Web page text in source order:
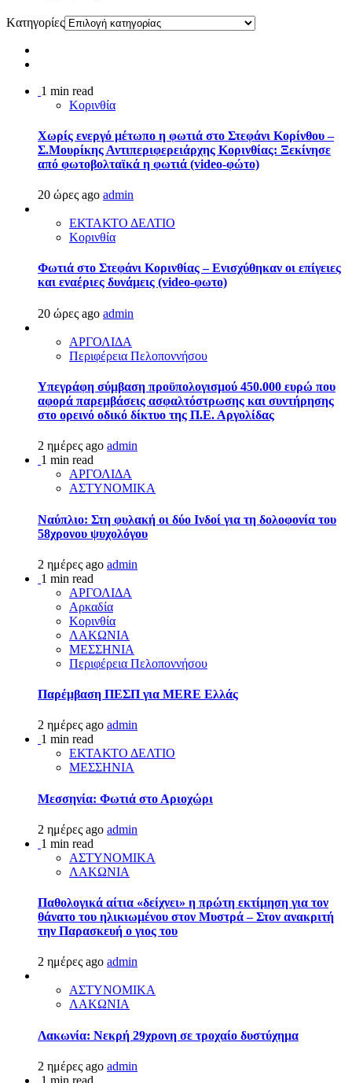
Kατηγορίες
1 min read
Κορινθία
Χωρίς ενεργό μέτωπο η φωτιά στο Στεφάνι Κορίνθου –
Σ.Μουρίκης Αντιπεριφερειάρχης Κορινθίας: Ξεκίνησε
από φωτοβολταϊκά η φωτιά (video-φώτο)
20 ώρες ago admin
ΕΚΤΑΚΤΟ ΔΕΛΤΙΟ
Κορινθία
Φωτιά στο Στεφάνι Κορινθίας – Ενισχύθηκαν οι επίγειες
και εναέριες δυνάμεις (video-φωτο)
20 ώρες ago admin
ΑΡΓΟΛΙΔΑ
Περιφέρεια Πελοποννήσου
Υπεγράφη σύμβαση προϋπολογισμού 450.000 ευρώ που
αφορά παρεμβάσεις ασφαλτόστρωσης και συντήρησης
στο ορεινό οδικό δίκτυο της Π.Ε. Αργολίδας
2 ημέρες ago admin
1 min read
ΑΡΓΟΛΙΔΑ
ΑΣΤΥΝΟΜΙΚΑ
Ναύπλιο: Στη φυλακή οι δύο Ινδοί για τη δολοφονία του
58χρονου ψυχολόγου
2 ημέρες ago admin
1 min read
ΑΡΓΟΛΙΔΑ
Αρκαδία
Κορινθία
ΛΑΚΩΝΙΑ
ΜΕΣΣΗΝΙΑ
Περιφέρεια Πελοποννήσου
Παρέμβαση ΠΕΣΠ για MERE Ελλάς
2 ημέρες ago admin
1 min read
ΕΚΤΑΚΤΟ ΔΕΛΤΙΟ
ΜΕΣΣΗΝΙΑ
Μεσσηνία: Φωτιά στο Αριοχώρι
2 ημέρες ago admin
1 min read
ΑΣΤΥΝΟΜΙΚΑ
ΛΑΚΩΝΙΑ
Παθολογικά αίτια «δείχνει» η πρώτη εκτίμηση για τον
θάνατο του ηλικιωμένου στον Μυστρά – Στον ανακριτή
την Παρασκευή ο γιος του
2 ημέρες ago admin
ΑΣΤΥΝΟΜΙΚΑ
ΛΑΚΩΝΙΑ
Λακωνία: Νεκρή 29χρονη σε τροχαίο δυστύχημα
2 ημέρες ago admin
1 min read